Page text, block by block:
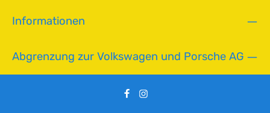
i
e
r
Informationen
Abgrenzung zur Volkswagen und Porsche AG